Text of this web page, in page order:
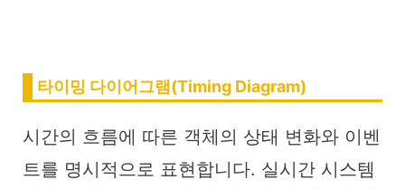
타이밍 다이어그램(Timing Diagram)
시간의 흐름에 따른 객체의 상태 변화와 이벤
트를 명시적으로 표현합니다. 실시간 시스템